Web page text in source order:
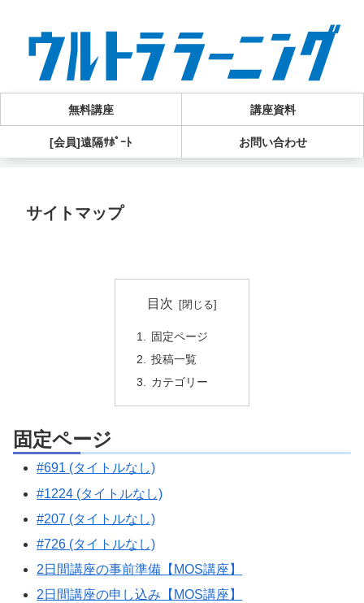
無料講座 講座資料
[会員]遠隔ｻﾎﾟｰﾄ お問い合わせ
サイトマップ
目次
固定ページ
投稿一覧
カテゴリー
固定ページ
#691 (タイトルなし)
#1224 (タイトルなし)
#207 (タイトルなし)
#726 (タイトルなし)
2日間講座の事前準備【MOS講座】
2日間講座の申し込み【MOS講座】